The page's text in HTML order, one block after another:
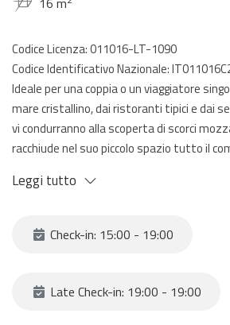
Codice Licenza: 011016-LT-1090
Codice Identificativo Nazionale:
Ideale per una coppia o un viaggiatore
mare cristallino, dai ristoranti tipici e dai
vi condurranno alla scoperta di scorci
racchiude nel suo piccolo spazio tutto il
autentica, facendovi sentire come se
Leggi tutto
Check-in: 15:00 - 19:00
Late Check-in: 19:00 - 19:00